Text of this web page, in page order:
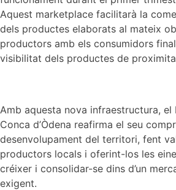
Aquest marketplace facilitarà la
dels productes elaborats al mateix
productors amb els consumidors
visibilitat dels productes de
Amb aquesta nova infraestructura, el
Conca d’Òdena reafirma el seu
desenvolupament del territori, fent
productors locals i oferint-los les
créixer i consolidar-se dins d’un
exigent.